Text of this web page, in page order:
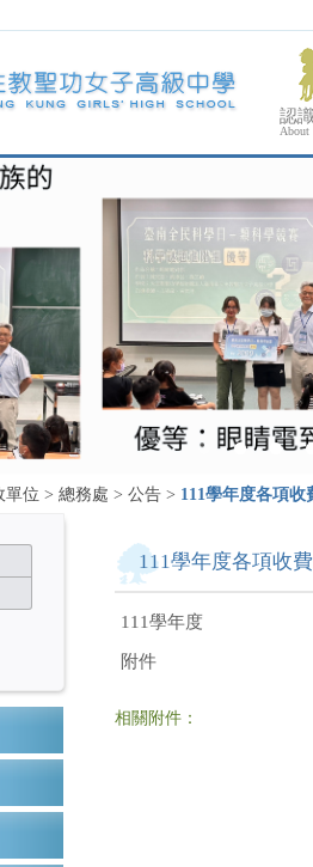
認
About
單位 > 總務處 > 公告 > 111學年度各項收
111學年度各項收
111學年度
附件
相關附件：